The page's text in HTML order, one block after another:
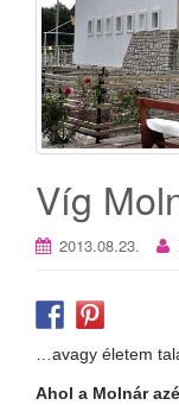
Víg
2013.08.23.
…avagy életem
Ahol a Molnár